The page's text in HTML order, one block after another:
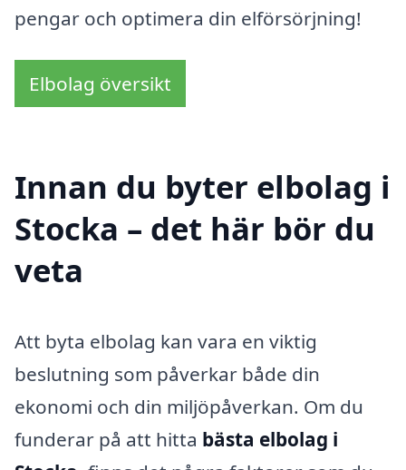
pengar och optimera din elförsörjning!
Elbolag översikt
Innan du byter elbolag i
Stocka – det här bör du
veta
Att byta elbolag kan vara en viktig
beslutning som påverkar både din
ekonomi och din miljöpåverkan. Om du
funderar på att hitta bästa elbolag i